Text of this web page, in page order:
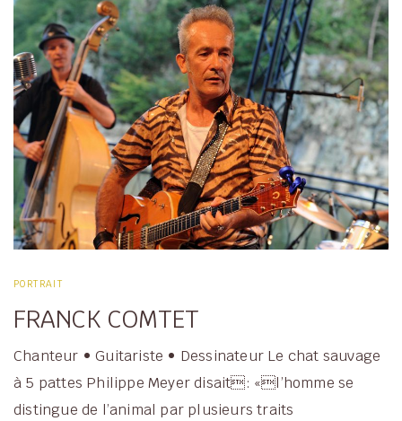
PORTRAIT
FRANCK COMTET
Chanteur • Guitariste • Dessinateur Le chat sauvage
à 5 pattes Philippe Meyer disait: «l’homme se
distingue de l’animal par plusieurs traits